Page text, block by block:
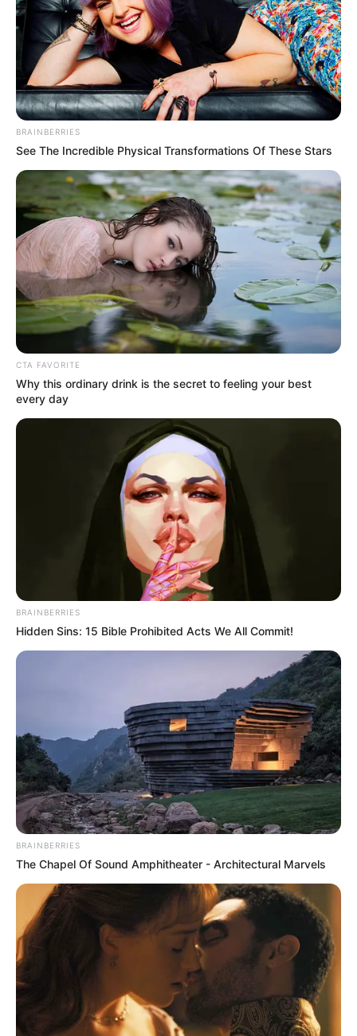
Escola Educação
Escola Educação
BRAINBERRIES
See The Incredible Physical Transformations Of These Stars
CTA FAVORITE
Why this ordinary drink is the secret to feeling your best
every day
BRAINBERRIES
Hidden Sins: 15 Bible Prohibited Acts We All Commit!
BRAINBERRIES
The Chapel Of Sound Amphitheater - Architectural Marvels